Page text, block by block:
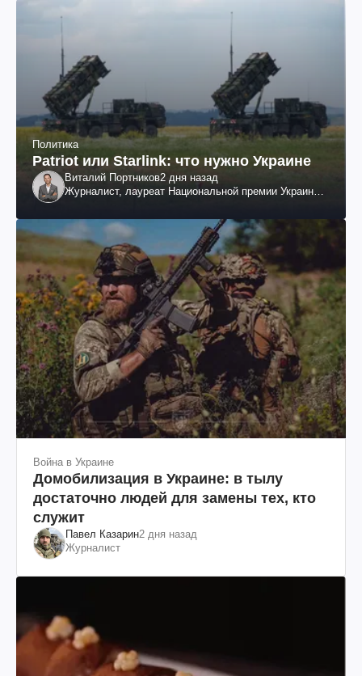
Политика
Patriot или Starlink: что нужно Украине
Виталий Портников2 дня назад
Журналист, лауреат Национальной премии Украины
Война в Украине
Домобилизация в Украине: в тылу
достаточно людей для замены тех, кто
служит
Павел Казарин2 дня назад
Журналист